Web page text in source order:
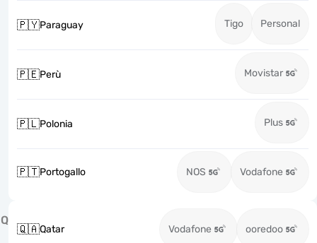
🇵🇾Paraguay Tigo Personal
🇵🇪Perù Movistar
🇵🇱Polonia Plus
🇵🇹Portogallo NOS Vodafone
Q
🇶🇦Qatar Vodafone ooredoo